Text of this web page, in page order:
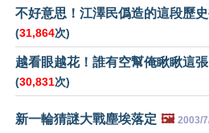
不好意思！江澤民僞造的這段歷
(31,864次)
越看眼越花！誰有空幫俺瞅瞅這
(30,831次)
新一輪猜謎大戰塵埃落定 🖼️ 2003/